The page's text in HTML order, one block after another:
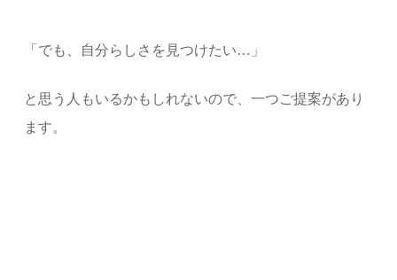
「でも、自分らしさを見つけたい…」
と思う人もいるかもしれないので、一つご提案があり
ます。